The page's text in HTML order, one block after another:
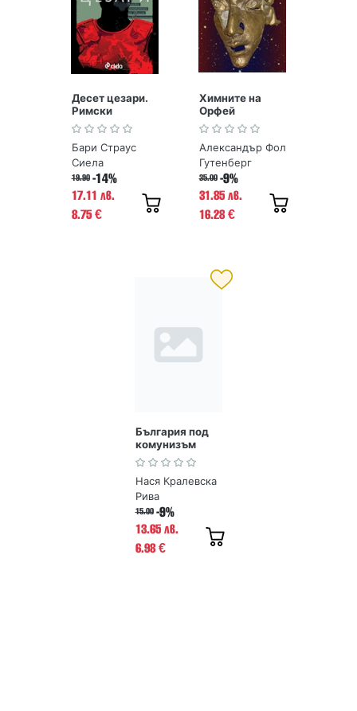
Десет цезари.
Римски
императори от
Август до
Константин
Бари Страус
Сиела
19.90 -14%
17.11 лв.
8.75 €
Химните на
Орфей
Александър Фол
Гутенберг
35.00 -9%
31.85 лв.
16.28€
България под
комунизъм
Нася Кралевска
Рива
15.00 -9%
13.65 лв.
6.98€